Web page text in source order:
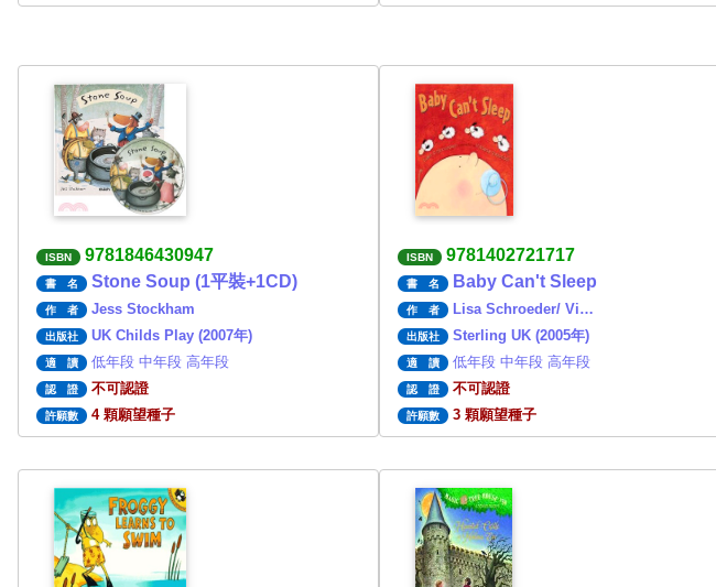
ISBN 9781846430947
書 名 Stone Soup (1平裝+1CD)
作 者 Jess Stockham
出版社 UK Childs Play (2007年)
適 讀 低年段 中年段 高年段
認 證 不可認證
許願數 4 顆願望種子
ISBN 9781402721717
書 名 Baby Can't Sleep
作 者 Lisa Schroeder/ Vi…
出版社 Sterling UK (2005年)
適 讀 低年段 中年段 高年段
認 證 不可認證
許願數 3 顆願望種子